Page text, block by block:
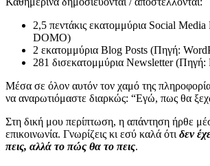
2,5 πεντάκις εκατομμύρια Social
DOMO)
2 εκατομμύρια Blog Posts (Πηγή:
281 δισεκατομμύρια Newsletter
Μέσα σε όλον αυτόν τον χαμό της
να αναρωτιόμαστε διαρκώς: “Εγώ, πως θα
Στη δική μου περίπτωση, η απάντηση ήρθε
επικοινωνία. Γνωρίζεις κι εσύ καλά ότιδεν
πεις, αλλά το πώς θα το πεις.